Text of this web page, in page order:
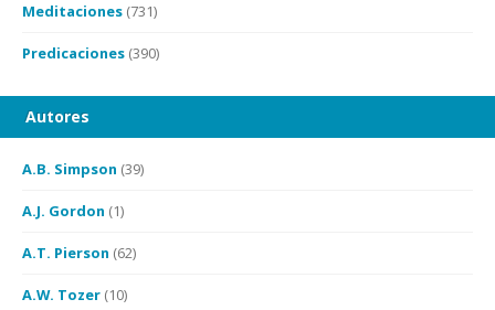
Meditaciones (731)
Predicaciones (390)
Autores
A.B. Simpson (39)
A.J. Gordon (1)
A.T. Pierson (62)
A.W. Tozer (10)